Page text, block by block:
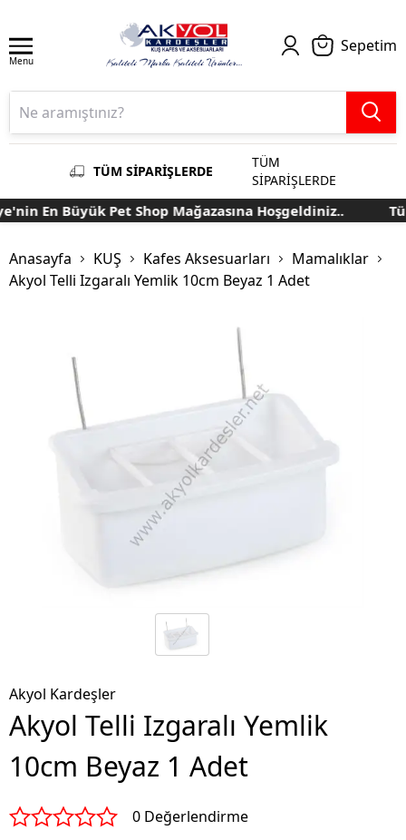
Menu
Sepetim
TÜM SİPARİŞLERDE
TÜM
SİPARİŞLERDE
En Büyük Pet Shop Mağazasına Hoşgeldiniz..
Anasayfa KUŞ Kafes Aksesuarları
Mamalıklar
Akyol Telli Izgaralı Yemlik 10cm Beyaz 1 Adet
Akyol Kardeşler
Akyol Telli Izgaralı Yemlik
10cm Beyaz 1 Adet
0 Değerlendirme